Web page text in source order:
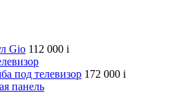
Gio 112 000 i
под телевизор 172 000 i